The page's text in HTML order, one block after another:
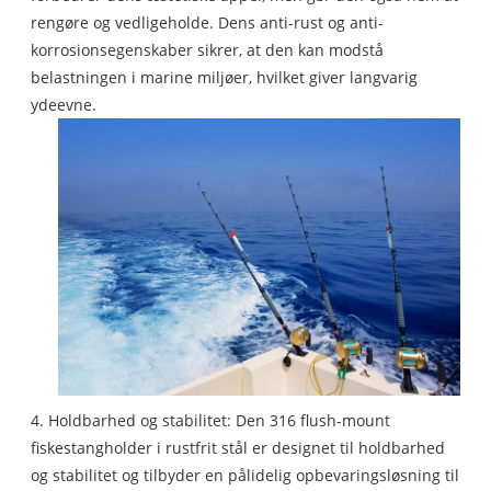
rengøre og vedligeholde. Dens anti-rust og anti-
korrosionsegenskaber sikrer, at den kan modstå
belastningen i marine miljøer, hvilket giver langvarig
ydeevne.
4. Holdbarhed og stabilitet: Den 316 flush-mount
fiskestangholder i rustfrit stål er designet til holdbarhed
og stabilitet og tilbyder en pålidelig opbevaringsløsning til